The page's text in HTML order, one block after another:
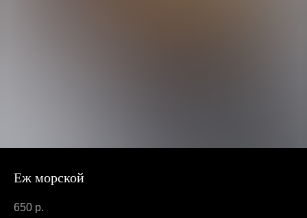
Еж морской
650 р.